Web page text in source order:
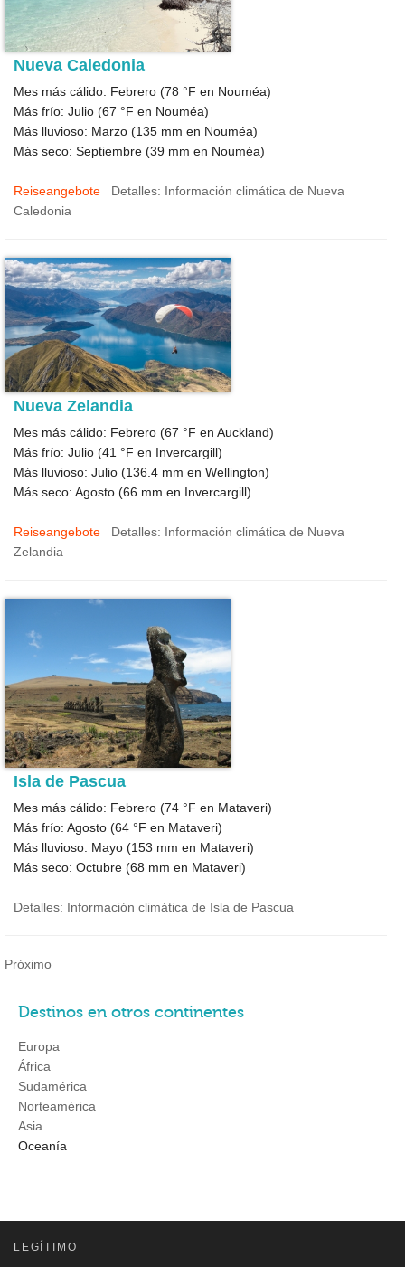
Nueva Caledonia
Mes más cálido: Febrero (78 °F en Nouméa)
Más frío: Julio (67 °F en Nouméa)
Más lluvioso: Marzo (135 mm en Nouméa)
Más seco: Septiembre (39 mm en Nouméa)
Reiseangebote
Detalles: Información climática de Nueva
Caledonia
Nueva Zelandia
Mes más cálido: Febrero (67 °F en Auckland)
Más frío: Julio (41 °F en Invercargill)
Más lluvioso: Julio (136.4 mm en Wellington)
Más seco: Agosto (66 mm en Invercargill)
Reiseangebote
Detalles: Información climática de Nueva
Zelandia
Isla de Pascua
Mes más cálido: Febrero (74 °F en Mataveri)
Más frío: Agosto (64 °F en Mataveri)
Más lluvioso: Mayo (153 mm en Mataveri)
Más seco: Octubre (68 mm en Mataveri)
Detalles: Información climática de Isla de Pascua
Próximo
Destinos en otros continentes
Europa
África
Sudamérica
Norteamérica
Asia
Oceanía
LEGÍTIMO